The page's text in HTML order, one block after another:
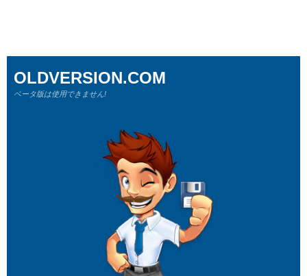
OLDVERSION.COM
ベータ版は使用できません!